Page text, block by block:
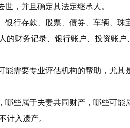
，并且确定其法定继承人。
行存款、股票、债券、车辆、珠
的财务记录、银行账户、投资账户
需要专业评估机构的帮助，尤其
些属于夫妻共同财产，哪些可能
入遗产。